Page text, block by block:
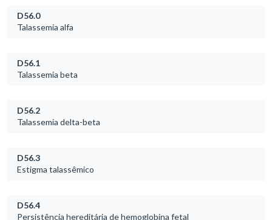
D56.0
Talassemia alfa
D56.1
Talassemia beta
D56.2
Talassemia delta-beta
D56.3
Estigma talassêmico
D56.4
Persistência hereditária de hemoglobina fetal